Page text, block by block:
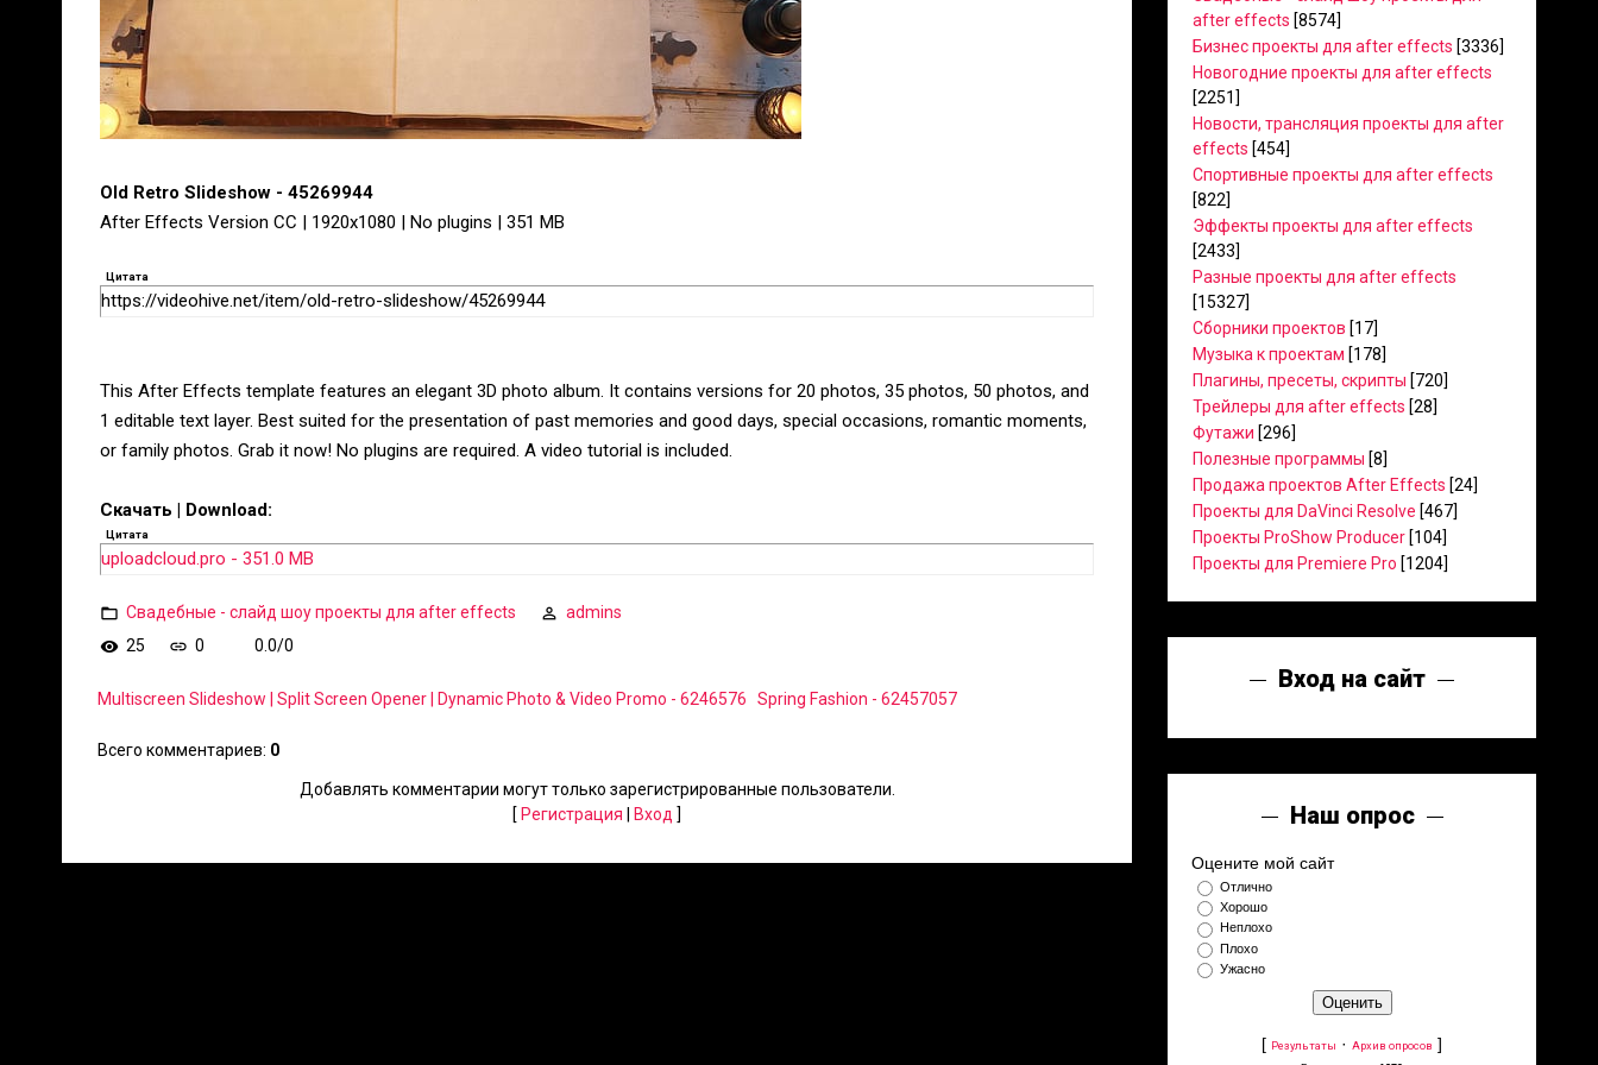
Old Retro Slideshow - 45269944
After Effects Version CC | 1920x1080 | No plugins | 351 MB
Цитата
https://videohive.net/item/old-retro-slideshow/45269944
This After Effects template features an elegant 3D photo album. It contains versions for 20 photos, 35 photos, 50 photos, and
1 editable text layer. Best suited for the presentation of past memories and good days, special occasions, romantic moments,
or family photos. Grab it now! No plugins are required. A video tutorial is included.
Скачать | Download:
Цитата
uploadcloud.pro - 351.0 MB
Свадебные - слайд шоу проекты для after effects
admins
25
0 0.0/0
Multiscreen Slideshow | Split Screen Opener | Dynamic Photo & Video Promo - 6246576 Spring Fashion - 62457057
Всего комментариев: 0
Добавлять комментарии могут только зарегистрированные пользователи.
[ Регистрация Вход ]
after effects [8574]
Бизнес проекты для after effects [3336]
Новогодние проекты для after effects
[2251]
Новости, трансляция проекты для after
effects [454]
Спортивные проекты для after effects
[822]
Эффекты проекты для after effects
[2433]
Разные проекты для after effects
[15327]
Сборники проектов [17]
Музыка к проектам [178]
Плагины, пресеты, скрипты [720]
Трейлеры для after effects [28]
Футажи [296]
Полезные программы [8]
Продажа проектов After Effects [24]
Проекты для DaVinci Resolve [467]
Проекты ProShow Producer [104]
Проекты для Premiere Pro [1204]
Вход на сайт
Наш опрос
Оцените мой сайт
Отлично
Хорошо
Неплохо
Плохо
Ужасно
[ Результаты · Архив опросов ]